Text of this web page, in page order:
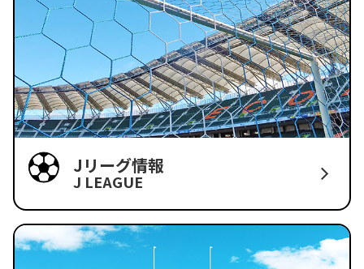
Jリーグ情報
J LEAGUE